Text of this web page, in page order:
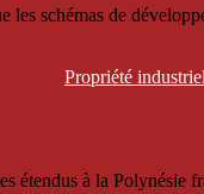
les schémas de
Propriété
étendus à la